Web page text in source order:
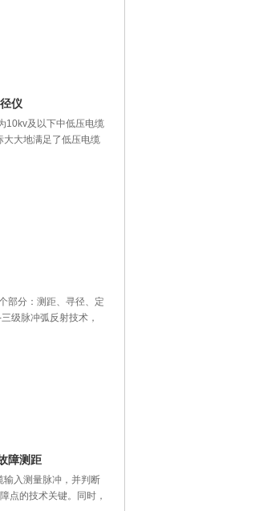
仪
10kv及以下中低压电缆
大大地满足了低压电缆
部分：测距、寻径、定
级脉冲弧反射技术，
障测距
输入测量脉冲，并判断
点的技术关键。同时，